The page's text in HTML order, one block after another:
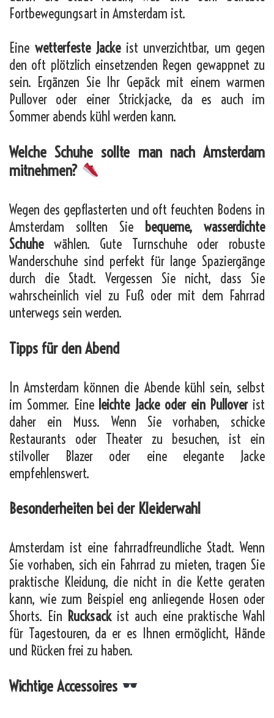
Fortbewegungsart in Amsterdam ist.
Eine wetterfeste Jackeist unverzichtbar, um gegen
den oft plötzlich einsetzenden Regen gewappnet zu
sein. Ergänzen Sie Ihr Gepäck mit einem warmen
Pullover oder einer Strickjacke, da es auch im
Sommer abends kühl werden kann.
Welche Schuhe sollte man nach Amsterdam
mitnehmen?
Wegen des gepflasterten und oft feuchten Bodens in
Amsterdam sollten Sie
bequeme, wasserdichte
Schuhewählen. Gute Turnschuhe oder robuste
Wanderschuhe sind perfekt für lange Spaziergänge
durch die Stadt. Vergessen Sie nicht, dass Sie
wahrscheinlich viel zu Fuß oder mit dem Fahrrad
unterwegs sein werden.
Tipps für den Abend
In Amsterdam können die Abende kühl sein, selbst
im Sommer. Eine leichte Jacke oder ein Pulloverist
daher ein Muss. Wenn Sie vorhaben, schicke
Restaurants oder Theater zu besuchen, ist ein
stilvoller Blazer oder eine elegante Jacke
empfehlenswert.
Besonderheiten bei der Kleiderwahl
Amsterdam ist eine fahrradfreundliche Stadt. Wenn
Sie vorhaben, sich ein Fahrrad zu mieten, tragen Sie
praktische Kleidung, die nicht in die Kette geraten
kann, wie zum Beispiel eng anliegende Hosen oder
Shorts. Ein Rucksackist auch eine praktische Wahl
für Tagestouren, da er es Ihnen ermöglicht, Hände
und Rücken frei zu haben.
Wichtige Accessoires